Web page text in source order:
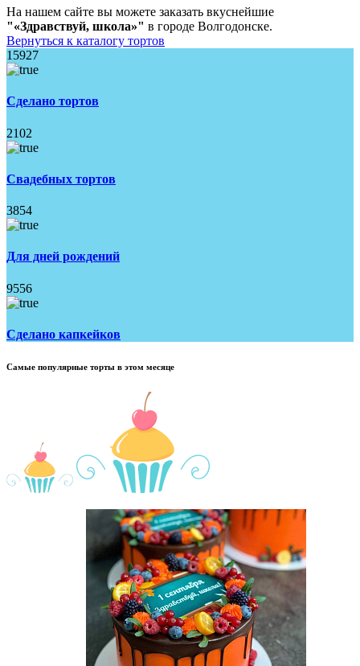
На нашем сайте вы можете заказать вкуснейшие
"«Здравствуй, школа»" в городе Волгодонске.
Вернуться к каталогу тортов
15927
Сделано тортов
2102
Свадебных тортов
3854
Для дней рождений
9556
Сделано капкейков
Самые популярные торты в этом месяце